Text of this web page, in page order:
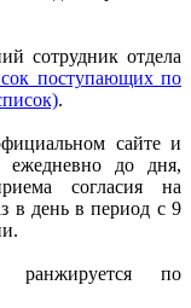
сотрудник отдела
поступающих по
.
сайте и
ежедневно до дня,
согласия на
в день в период с 9
ранжируется по